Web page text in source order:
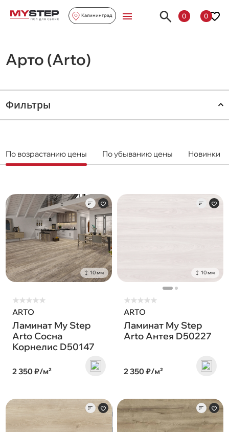
Калининград 0 0
Арто (Arto)
Фильтры
По возрастанию цены По убыванию цены Новинки
10 мм
★★★★★
ARTO
Ламинат My Step
Arto Сосна
Корнелис D50147
2 350 ₽/м²
10 мм
★★★★★
ARTO
Ламинат My Step
Arto Антея D50227
2 350 ₽/м²